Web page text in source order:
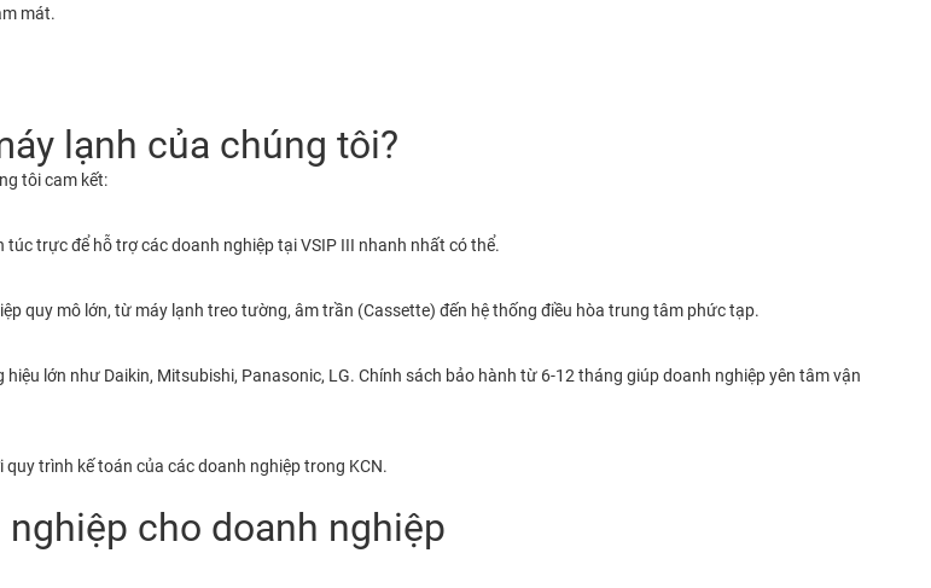
mát.
lạnh của chúng tôi?
tôi cam kết:
trực để hỗ trợ các doanh nghiệp tại VSIP III nhanh nhất có thể.
quy mô lớn, từ máy lạnh treo tường, âm trần (Cassette) đến hệ thống điều hòa trung tâm phức tạp.
lớn như Daikin, Mitsubishi, Panasonic, LG. Chính sách bảo hành từ 6-12 tháng giúp doanh nghiệp yên tâm vận
trình kế toán của các doanh nghiệp trong KCN.
cho doanh nghiệp